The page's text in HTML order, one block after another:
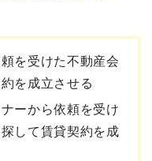
を受けた不動産会
を成立させる
ーから依頼を受け
して賃貸契約を成